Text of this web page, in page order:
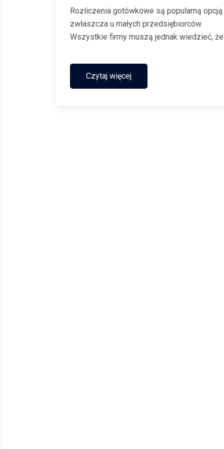
Rozliczenia gotówkowe są popularną opcją
zwłaszcza u małych przedsiębiorców.
Wszystkie firmy muszą jednak wiedzieć, że
dokonywane bez ograniczeń. Od dawna
obowiązują pewne limity. Ile wynosi limit
płatności gotówką w 2025 roku?...
Czytaj więcej